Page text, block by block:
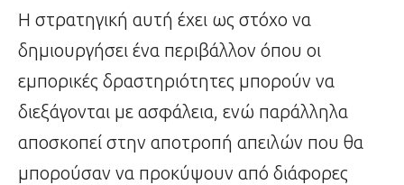
Η στρατηγική αυτή έχει ως στόχο να
δημιουργήσει ένα περιβάλλον όπου οι
εμπορικές δραστηριότητες μπορούν να
διεξάγονται με ασφάλεια, ενώ παράλληλα
αποσκοπεί στην αποτροπή απειλών που θα
μπορούσαν να προκύψουν από διάφορες